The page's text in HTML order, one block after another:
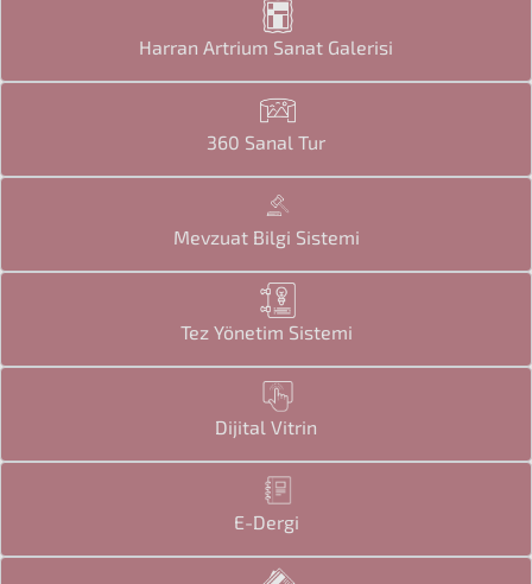
Harran Artrium Sanat Galerisi
360 Sanal Tur
Mevzuat Bilgi Sistemi
Tez Yönetim Sistemi
Dijital Vitrin
E-Dergi